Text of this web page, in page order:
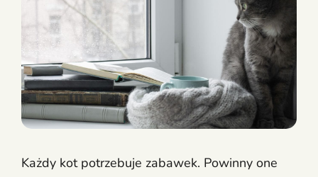
Każdy kot potrzebuje zabawek. Powinny one